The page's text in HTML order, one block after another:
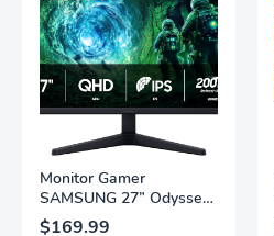
Monitor Gamer
SAMSUNG 27” Odyssey
G5 G53F con Resolución
$169.99